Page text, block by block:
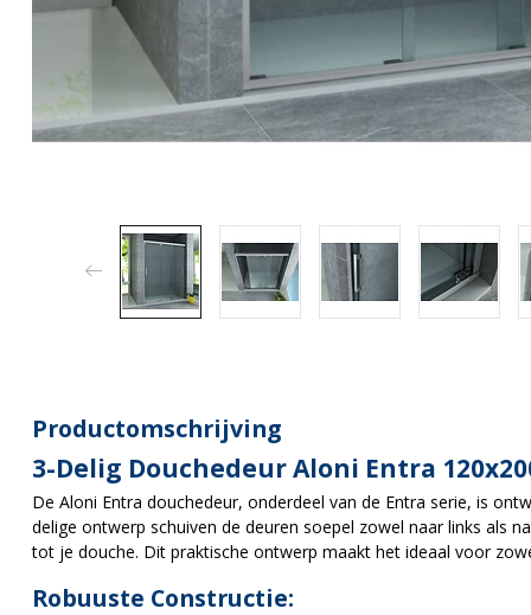
Productomschrijving
3-Delig Douchedeur Aloni Entra
De Aloni Entra douchedeur, onderdeel van de Entra serie, is
delige ontwerp schuiven de deuren soepel zowel naar links als
tot je douche. Dit praktische ontwerp maakt het ideaal voor
Robuuste Constructie: